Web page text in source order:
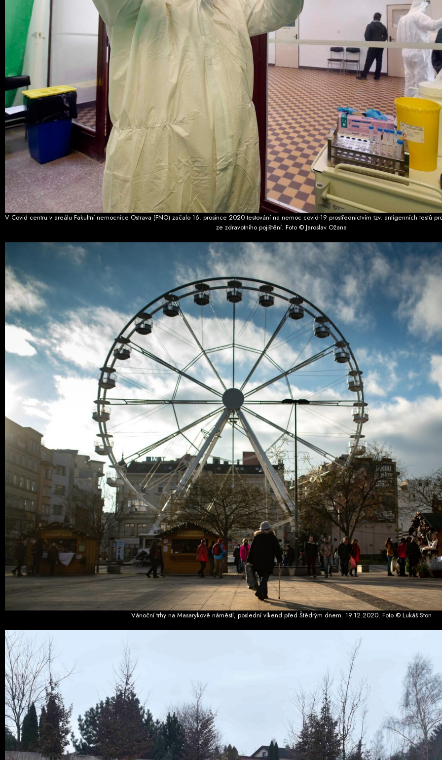
V Covid centru v areálu Fakultní nemocnice Ostrava (FNO) začalo 16. prosince 2020 testování na nemoc covid-19 prostřednictvím tzv. antigenních testů
ze zdravotního pojištění. Foto © Jaroslav Ožana
Vánoční trhy na Masarykově náměstí, poslední víkend před Štědrým dnem. 19.12.2020. Foto © Lukáš Ston